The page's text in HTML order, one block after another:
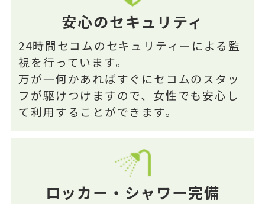
安心のセキュリティ
24時間セコムのセキュリティーによる監
視を行っています。
万が一何かあればすぐにセコムのスタッ
フが駆けつけますので、女性でも安心し
て利用することができます。
ロッカー・シャワー完備